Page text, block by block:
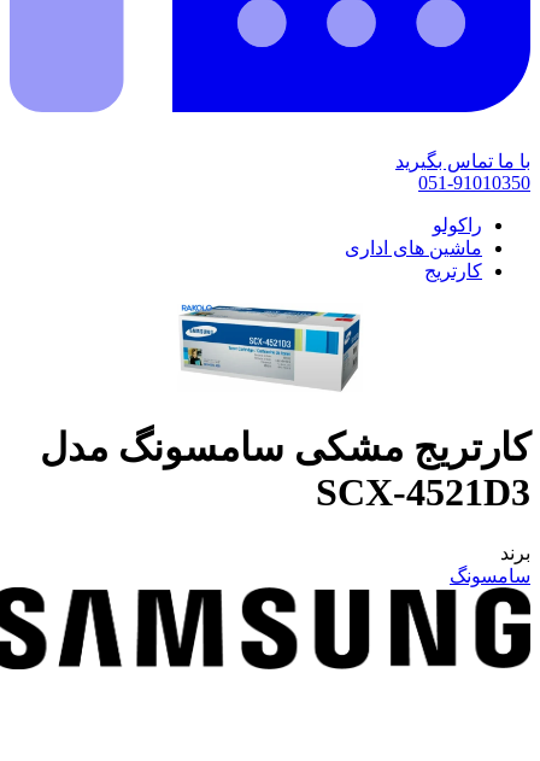
با ما تماس بگیرید
051-91010350
راکولو
ماشین های اداری
کارتریج
کارتریج مشکی سامسونگ مدل
SCX-4521D3
برند
سامسونگ